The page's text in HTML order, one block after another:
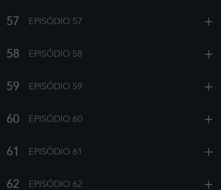
57 EPISÓDIO 57 +
58 EPISÓDIO 58 +
59 EPISÓDIO 59 +
60 EPISÓDIO 60 +
61 EPISÓDIO 61 +
62 EPISÓDIO 62 +